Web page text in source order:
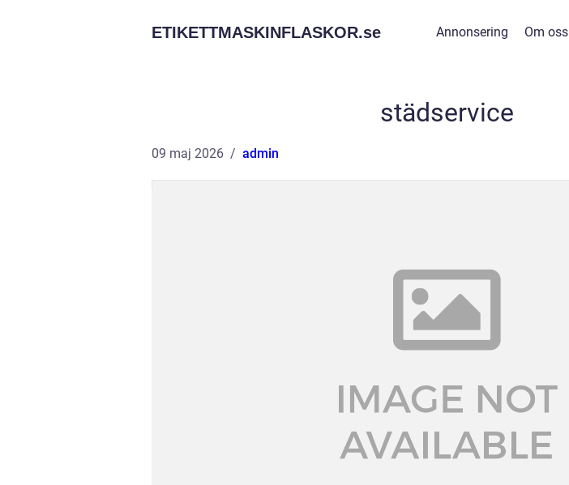
ETIKETTMASKINFLASKOR.se Annonsering Om oss
städservice
09 maj 2026 admin